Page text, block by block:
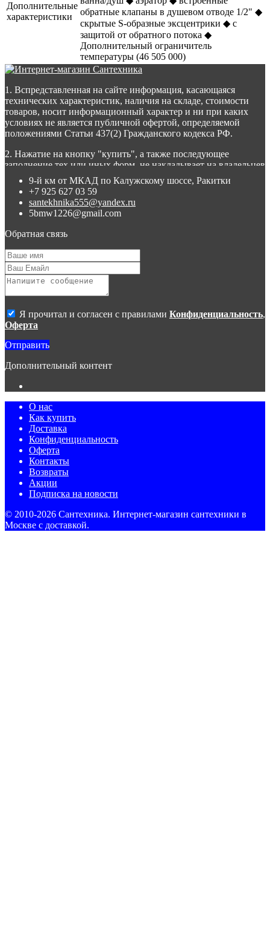
Дополнительные
характеристики
обратные клапаны в душевом отводе 1/2" ◆
скрытые S-образные эксцентрики ◆ с
защитой от обратного потока ◆
Дополнительный ограничитель
температуры (46 505 000)
1. Вспредставленная на сайте информация, касающаяся
технических характеристик, наличия на складе, стоимости
товаров, носит информационный характер и ни при каких
условиях не является публичной офертой, определяемой
положениями Статьи 437(2) Гражданского кодекса РФ.
2. Нажатие на кнопку "купить", а также последующее
заполнение тех или иных форм, не накладывает на владельцев
сайта никаких обязательств.
3. Присланное по e-mail сообщение, содержащее копию
заполненной формы заявки на сайте, не является ответом на
сообщение потребителя или подтверждением заказа со
стороны владельцев сайта.
4. Все материалы, размещенные на сайте, являются
собственностью владельцев сайта, либо собственностью
организаций, с которыми у владельцев сайта есть соглашение
о размещении материалов. Копирование любой информации
может повлечь за собой уголовное преследование.
9-й км от МКАД по Калужскому шоссе, Ракитки
+7 925 627 03 59
santekhnika555@yandex.ru
5bmw1226@gmail.com
Обратная связь
Я прочитал и согласен с правилами Конфиденциальность,
Оферта
Отправить
Дополнительный контент
О нас
Как купить
Доставка
Конфиденциальность
Оферта
Контакты
Возвраты
Акции
Подписка на новости
© 2010-2026 Сантехника. Интернет-магазин сантехники в
Москве с доставкой.